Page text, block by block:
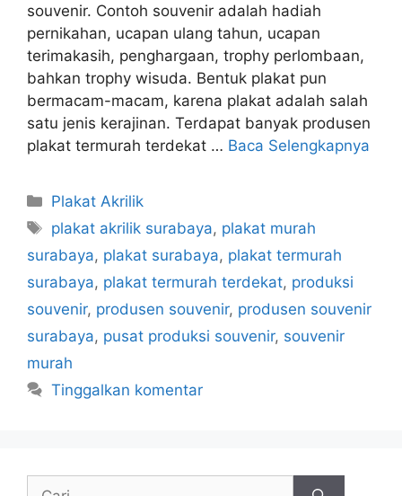
souvenir. Contoh souvenir adalah hadiah
pernikahan, ucapan ulang tahun, ucapan
terimakasih, penghargaan, trophy perlombaan,
bahkan trophy wisuda. Bentuk plakat pun
bermacam-macam, karena plakat adalah salah
satu jenis kerajinan. Terdapat banyak produsen
plakat termurah terdekat … Baca Selengkapnya
Kategori
Plakat Akrilik
Tag
plakat akrilik surabaya, plakat murah
surabaya, plakat surabaya, plakat termurah
surabaya, plakat termurah terdekat, produksi
souvenir, produsen souvenir, produsen souvenir
surabaya, pusat produksi souvenir, souvenir
murah
Tinggalkan komentar